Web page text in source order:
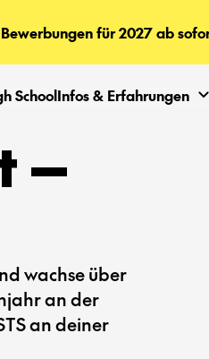
für 2027 ab
SchoolInfos & Erfahrungen
—
wachse über
an der
an deiner